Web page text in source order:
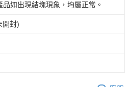
品如出現結塊現象，均屬正常。
開封)